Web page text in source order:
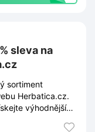
sleva na
sortiment
Herbatica.cz.
výhodnější